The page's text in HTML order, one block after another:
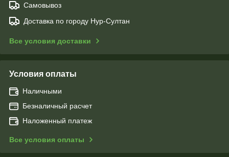
Самовывоз
Доставка по городу Нур-Султан
Все условия доставки
Условия оплаты
Наличными
Безналичный расчет
Наложенный платеж
Все условия оплаты